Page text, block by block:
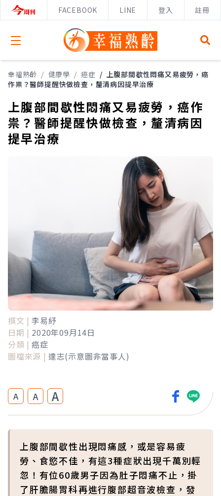
FACEBOOK LINE 登入 註冊
Open menu
幸福熟齡 / 健康學 / 癌症 / 上腹部間歇性悶痛又易疲勞，癌
作祟？醫師提醒快做檢查，釐清病因提早治療
上腹部間歇性悶痛又易疲勞，癌作
祟？醫師提醒快做檢查，釐清病因
提早治療
撰文 | 李易紓
日期 | 2020年09月14日
分類 | 癌症
圖檔來源 | 達志(示意圖非當事人)
A A A
上腹部間歇性出現悶痛感，或是容易疲
勞、食慾不佳，有這3種症狀出現千萬別輕
忽！有位60歲男子因為肚子悶痛不止，掛
了肝膽腸胃科再進行腹部超音波檢查，發